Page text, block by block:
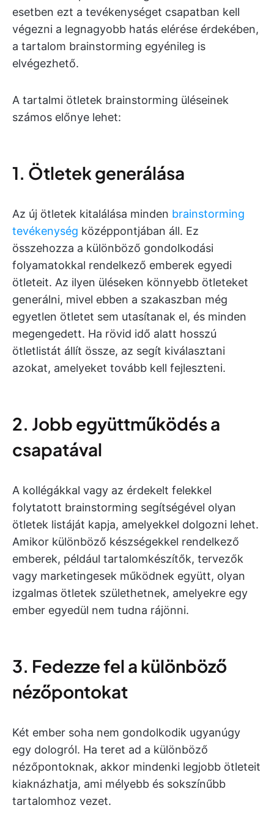
esetben ezt a tevékenységet csapatban kell
végezni a legnagyobb hatás elérése érdekében,
a tartalom brainstorming egyénileg is
elvégezhető.
A tartalmi ötletek brainstorming üléseinek
számos előnye lehet:
1. Ötletek generálása
Az új ötletek kitalálása minden brainstorming
tevékenység középpontjában áll. Ez
összehozza a különböző gondolkodási
folyamatokkal rendelkező emberek egyedi
ötleteit. Az ilyen üléseken könnyebb ötleteket
generálni, mivel ebben a szakaszban még
egyetlen ötletet sem utasítanak el, és minden
megengedett. Ha rövid idő alatt hosszú
ötletlistát állít össze, az segít kiválasztani
azokat, amelyeket tovább kell fejleszteni.
2. Jobb együttműködés a
csapatával
A kollégákkal vagy az érdekelt felekkel
folytatott brainstorming segítségével olyan
ötletek listáját kapja, amelyekkel dolgozni lehet.
Amikor különböző készségekkel rendelkező
emberek, például tartalomkészítők, tervezők
vagy marketingesek működnek együtt, olyan
izgalmas ötletek születhetnek, amelyekre egy
ember egyedül nem tudna rájönni.
3. Fedezze fel a különböző
nézőpontokat
Két ember soha nem gondolkodik ugyanúgy
egy dologról. Ha teret ad a különböző
nézőpontoknak, akkor mindenki legjobb ötleteit
kiaknázhatja, ami mélyebb és sokszínűbb
tartalomhoz vezet.